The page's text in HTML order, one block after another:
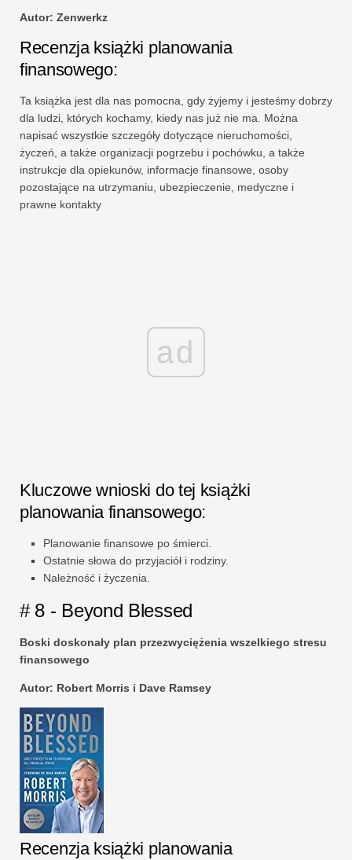
Autor: Zenwerkz
Recenzja książki planowania
finansowego:
Ta książka jest dla nas pomocna, gdy żyjemy i jesteśmy dobrzy
dla ludzi, których kochamy, kiedy nas już nie ma. Można
napisać wszystkie szczegóły dotyczące nieruchomości,
życzeń, a także organizacji pogrzebu i pochówku, a także
instrukcje dla opiekunów, informacje finansowe, osoby
pozostające na utrzymaniu, ubezpieczenie, medyczne i
prawne kontakty
ad
Kluczowe wnioski do tej książki
planowania finansowego:
Planowanie finansowe po śmierci.
Ostatnie słowa do przyjaciół i rodziny.
Należność i życzenia.
# 8 - Beyond Blessed
Boski doskonały plan przezwyciężenia wszelkiego stresu
finansowego
Autor: Robert Morris i Dave Ramsey
Recenzja książki planowania